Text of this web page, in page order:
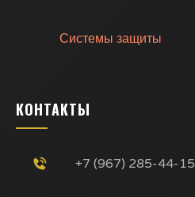
Системы защиты
КОНТАКТЫ
+7 (967) 285-44-15